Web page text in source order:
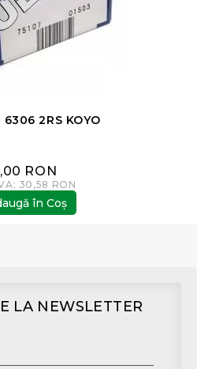
6306 2RS KOYO
RON
30,58 RON
în Coş
LA NEWSLETTER